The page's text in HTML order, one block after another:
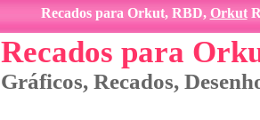
Recados para Orkut, RBD, Orkut
Recados para
Gráficos, Recados,